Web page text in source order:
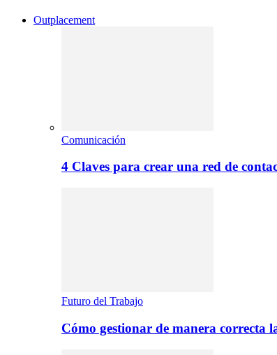
Outplacement
Comunicación
4 Claves para crear una red de
Futuro del Trabajo
Cómo gestionar de manera correcta